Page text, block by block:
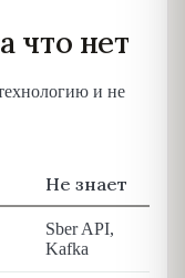
что нет
и не
Не знает
Sber API,
Kafka